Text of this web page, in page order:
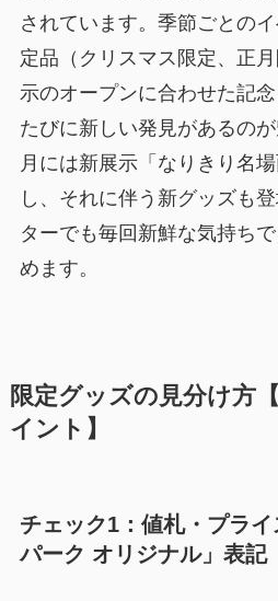
されています。季節ごとの
定品（クリスマス限定、正
示のオープンに合わせた記
たびに新しい発見があるの
月には新展示「なりきり名
し、それに伴う新グッズも
ターでも毎回新鮮な気持ち
めます。
限定グッズの見分け方
イント】
チェック1：値札・プラ
パーク オリジナル」表記